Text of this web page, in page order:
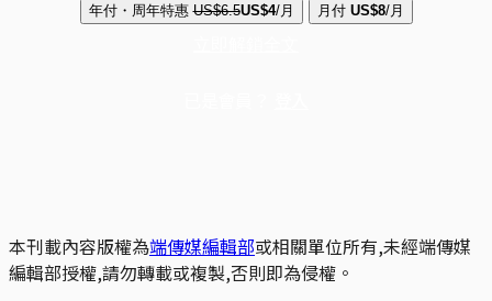
年付・周年特惠 US$6.5US$4/月 月付 US$8/月
本刊載內容版權為端傳媒編輯部或相關單位所有,未經端傳媒
編輯部授權,請勿轉載或複製,否則即為侵權。